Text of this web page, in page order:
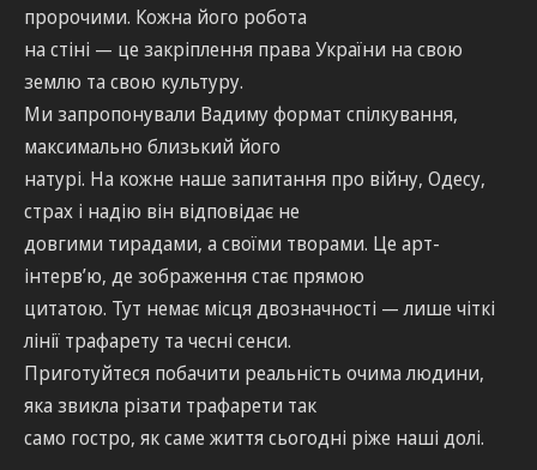
пророчими. Кожна його робота
на стіні — це закріплення права України на свою
землю та свою культуру.
Ми запропонували Вадиму формат спілкування,
максимально близький його
натурі. На кожне наше запитання про війну, Одесу,
страх і надію він відповідає не
довгими тирадами, а своїми творами. Це арт-
інтерв’ю, де зображення стає прямою
цитатою. Тут немає місця двозначності — лише чіткі
лінії трафарету та чесні сенси.
Приготуйтеся побачити реальність очима людини,
яка звикла різати трафарети так
само гостро, як саме життя сьогодні ріже наші долі.